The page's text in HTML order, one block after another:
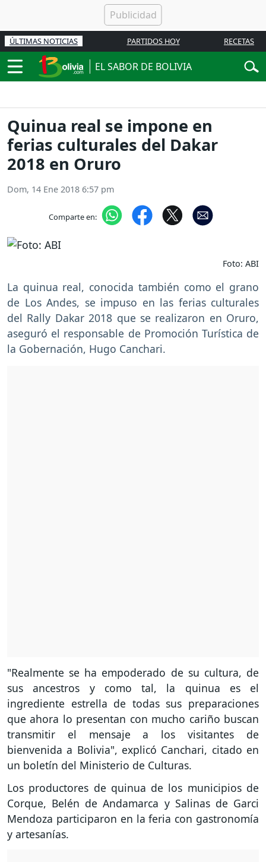
ÚLTIMAS NOTICIAS PARTIDOS HOY RECETAS
EL SABOR DE BOLIVIA
Quinua real se impone en
ferias culturales del Dakar
2018 en Oruro
Dom, 14 Ene 2018 6:57 pm
Comparte en:
Foto: ABI
La quinua real, conocida también como el grano
de Los Andes, se impuso en las ferias culturales
del Rally Dakar 2018 que se realizaron en Oruro,
aseguró el responsable de Promoción Turística de
la Gobernación, Hugo Canchari.
"Realmente se ha empoderado de su cultura, de
sus ancestros y como tal, la quinua es el
ingrediente estrella de todas sus preparaciones
que ahora lo presentan con mucho cariño buscan
transmitir el mensaje a los visitantes de
bienvenida a Bolivia", explicó Canchari, citado en
un boletín del Ministerio de Culturas.
Los productores de quinua de los municipios de
Corque, Belén de Andamarca y Salinas de Garci
Mendoza participaron en la feria con gastronomía
y artesanías.